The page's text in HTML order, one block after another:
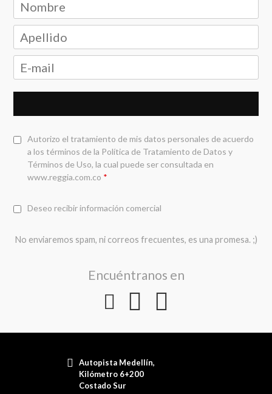
Autorizo el tratamiento de mis datos personales de acuerdo
a los términos de la Política de Tratamiento de Datos y
Términos de Uso, la cual puede ser consultada en
www.reggia.com.co *
Deseo recibir información comercial
No enviaremos spam, ni correos frecuentes, es una promesa. ;)
Encuéntranos en
Autopista Medellín,
Kilómetro 6+200
Costado Sur